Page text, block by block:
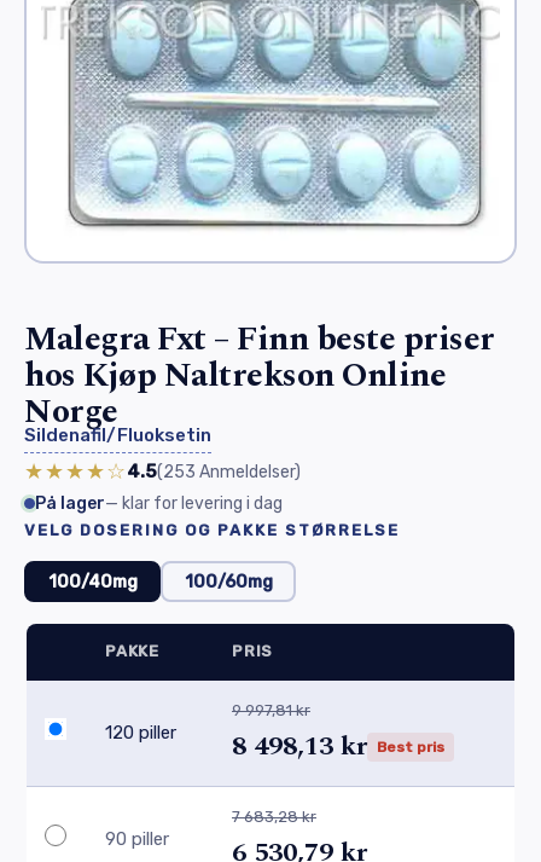
Malegra Fxt – Finn beste priser
hos Kjøp Naltrekson Online
Norge
Sildenafil/Fluoksetin
★★★★☆4.5(253 Anmeldelser)
På lager— klar for levering i dag
VELG DOSERING OG PAKKE STØRRELSE
100/40mg 100/60mg
PAKKE PRIS
120 piller
9 997,81 kr
8 498,13 kr Best pris
90 piller
7 683,28 kr
6 530,79 kr